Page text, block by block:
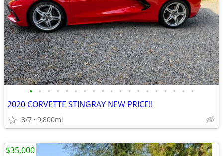
• • • • • • • • • • • • • • • • • • •
2020 CORVETTE STINGRAY NEW PRICE!!
8/7 9,800mi
$35,000